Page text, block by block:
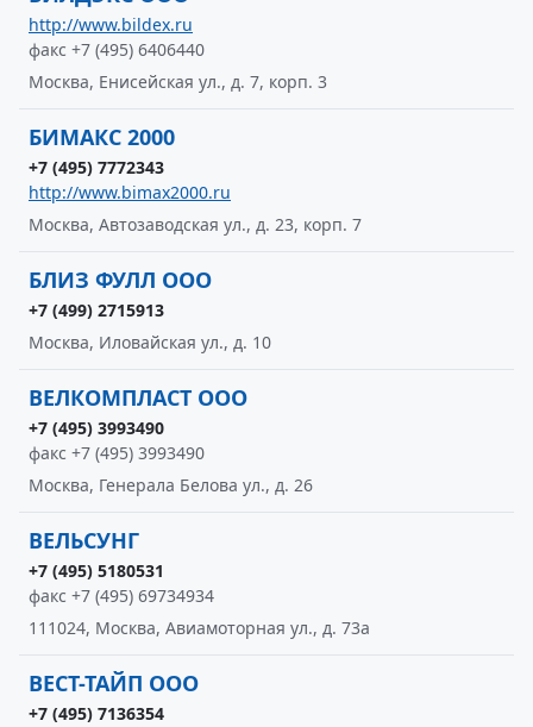
http://www.bildex.ru
факс +7 (495) 6406440
Москва, Енисейская ул., д. 7, корп. 3
БИМАКС 2000
+7 (495) 7772343
http://www.bimax2000.ru
Москва, Автозаводская ул., д. 23, корп. 7
БЛИЗ ФУЛЛ ООО
+7 (499) 2715913
Москва, Иловайская ул., д. 10
ВЕЛКОМПЛАСТ ООО
+7 (495) 3993490
факс +7 (495) 3993490
Москва, Генерала Белова ул., д. 26
ВЕЛЬСУНГ
+7 (495) 5180531
факс +7 (495) 69734934
111024, Москва, Авиамоторная ул., д. 73а
ВЕСТ-ТАЙП ООО
+7 (495) 7136354